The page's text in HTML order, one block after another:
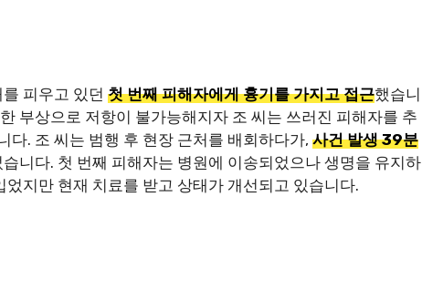
피우고 있던 첫 번째 피해자에게 흉기를 가지고 접근했습니
부상으로 저항이 불가능해지자 조 씨는 쓰러진 피해자를 추
. 조 씨는 범행 후 현장 근처를 배회하다가, 사건 발생 39분
습니다. 첫 번째 피해자는 병원에 이송되었으나 생명을 유지하
지만 현재 치료를 받고 상태가 개선되고 있습니다.